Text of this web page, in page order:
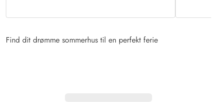
Find dit drømme sommerhus til en perfekt ferie